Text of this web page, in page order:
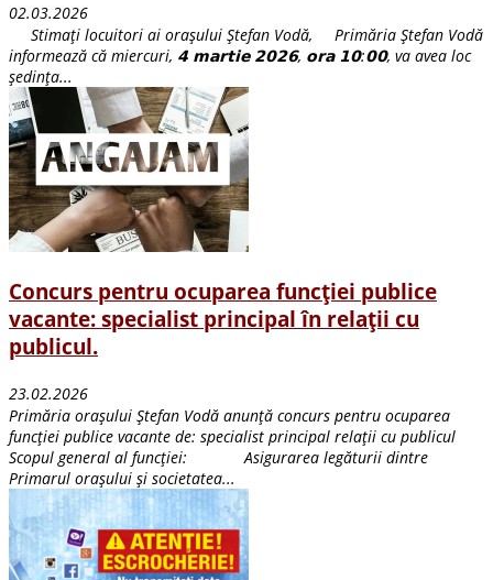
02.03.2026
Stimați locuitori ai orașului Ștefan Vodă, Primăria Ștefan Vodă
informează că miercuri, 𝟰 𝗺𝗮𝗿𝘁𝗶𝗲 𝟮𝟬𝟮𝟲, 𝗼𝗿𝗮 𝟭𝟬:𝟬𝟬, va avea loc
ședința...
Concurs pentru ocuparea funcţiei publice
vacante: specialist principal în relații cu
publicul.
23.02.2026
Primăria orașului Ştefan Vodă anunţă concurs pentru ocuparea
funcţiei publice vacante de: specialist principal relaţii cu publicul
Scopul general al funcţiei: Asigurarea legăturii dintre
Primarul oraşului şi societatea...